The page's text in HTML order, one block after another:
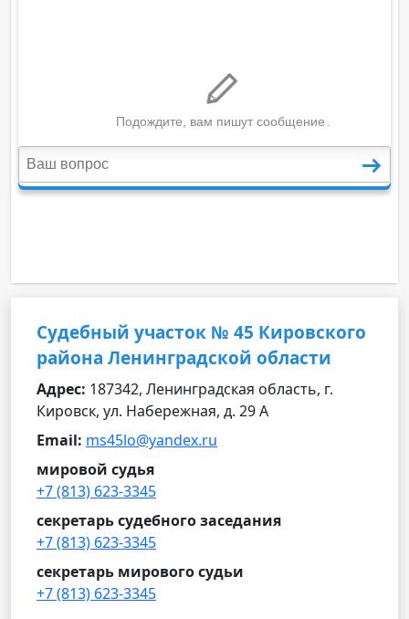
Судебный участок № 45 Кировского
района Ленинградской области
Адрес: 187342, Ленинградская область, г.
Кировск, ул. Набережная, д. 29 А
Email: ms45lo@yandex.ru
мировой судья
+7 (813) 623-3345
секретарь судебного заседания
+7 (813) 623-3345
секретарь мирового судьи
+7 (813) 623-3345